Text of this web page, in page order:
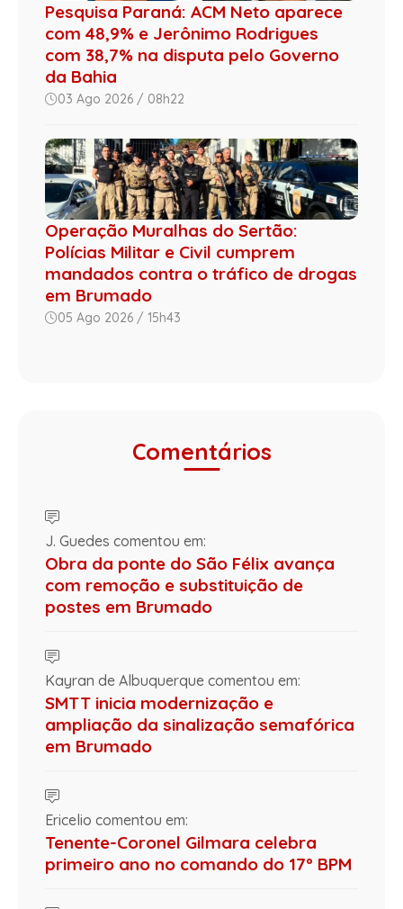
Pesquisa Paraná: ACM Neto aparece
com 48,9% e Jerônimo Rodrigues
com 38,7% na disputa pelo Governo
da Bahia
03 Ago 2026 / 08h22
Operação Muralhas do Sertão:
Polícias Militar e Civil cumprem
mandados contra o tráfico de drogas
em Brumado
05 Ago 2026 / 15h43
Comentários
J. Guedes comentou em:
Obra da ponte do São Félix avança
com remoção e substituição de
postes em Brumado
Kayran de Albuquerque comentou em:
SMTT inicia modernização e
ampliação da sinalização semafórica
em Brumado
Ericelio comentou em:
Tenente-Coronel Gilmara celebra
primeiro ano no comando do 17º BPM